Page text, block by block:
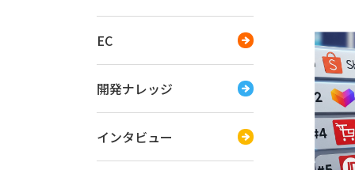
EC
開発ナレッジ
インタビュー